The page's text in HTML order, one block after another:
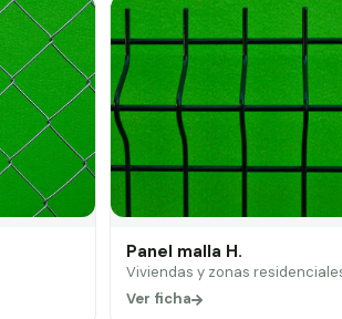
Panel malla H.
Viviendas y zonas
Ver ficha